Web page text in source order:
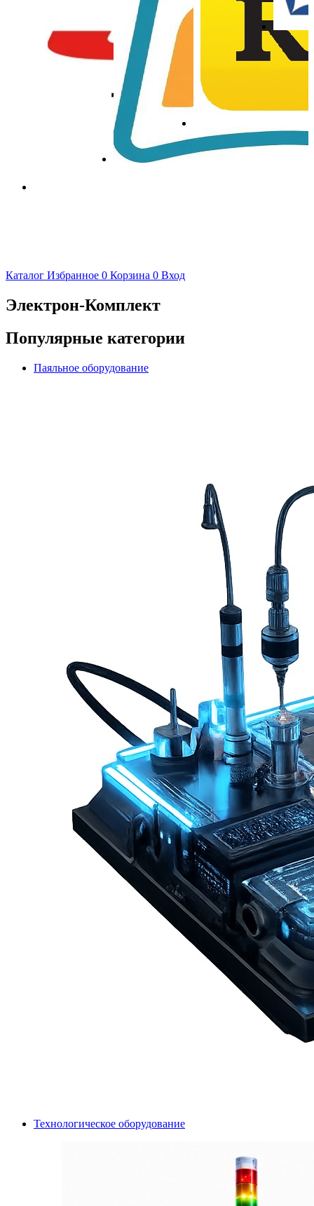
Каталог Избранное 0 Корзина 0 Вход
Электрон-Комплект
Популярные категории
Паяльное оборудование
Технологическое оборудование